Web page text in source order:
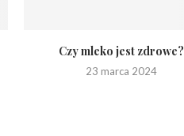
Czy mleko jest zdrowe?
23 marca 2024